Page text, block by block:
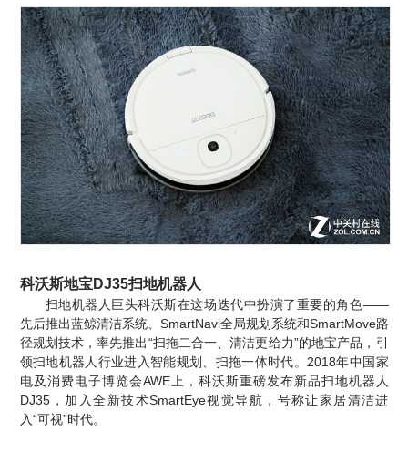
科沃斯地宝DJ35扫地机器人
扫地机器人巨头科沃斯在这场迭代中扮演了重要的角色——
先后推出蓝鲸清洁系统、SmartNavi全局规划系统和SmartMove路
径规划技术，率先推出“扫拖二合一、清洁更给力”的地宝产品，引
领扫地机器人行业进入智能规划、扫拖一体时代。2018年中国家
电及消费电子博览会AWE上，科沃斯重磅发布新品扫地机器人
DJ35，加入全新技术SmartEye视觉导航，号称让家居清洁进
入“可视”时代。